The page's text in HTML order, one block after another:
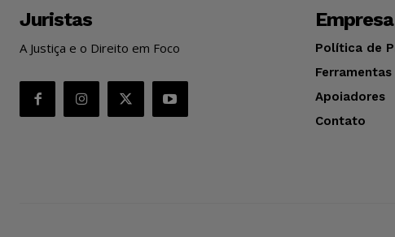
Juristas
A Justiça e o Direito em Foco
Empresa
Política de
Ferramentas
Apoiadores
Contato